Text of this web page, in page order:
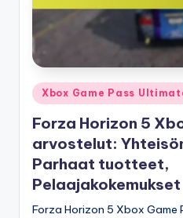
Posted
in
Xbox Game Pass
Forza Horizon 5
arvostelut:
Parhaat tuotteet,
Pelaajakokemukset
Forza Horizon 5 Xbox Game